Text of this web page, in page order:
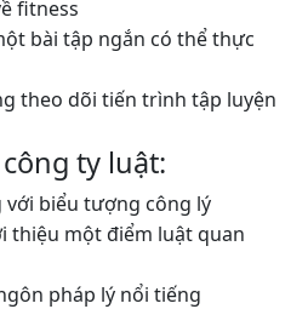
fitness
bài tập ngắn có thể thực
theo dõi tiến trình tập luyện
ty luật:
biểu tượng công lý
thiệu một điểm luật quan
pháp lý nổi tiếng